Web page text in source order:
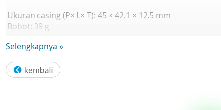
Ukuran casing (P× L× T): 45 × 42.1 × 12.5 mm
Bobot: 39 g
Tali Jam Tangan: Resin
Catu daya dan masa pakai baterai: Perkiraan masa pakai
baterai: 10 tahun pada CR2025
Selengkapnya »